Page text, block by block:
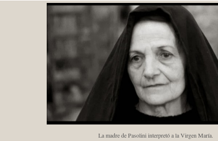
La madre de Pasolini interpretó a la Virgen María.